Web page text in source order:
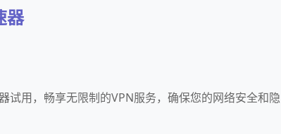
器
试用，畅享无限制的VPN服务，确保您的网络安全和隐